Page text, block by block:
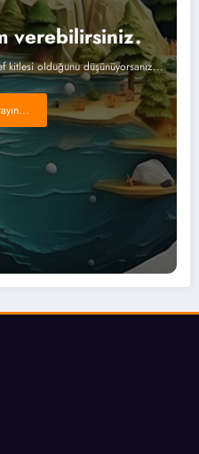
verebilirsiniz.
kitlesi olduğunu düşünüyorsanız...